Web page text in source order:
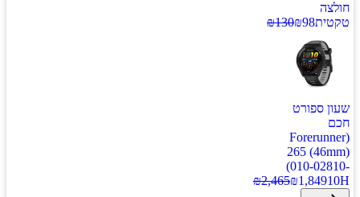
חולצה
טקטית
₪98
₪130
שעון ספורט
חכם
(Forerunner
265 (46mm)
(010-02810-
10H
₪1,849
₪2,465